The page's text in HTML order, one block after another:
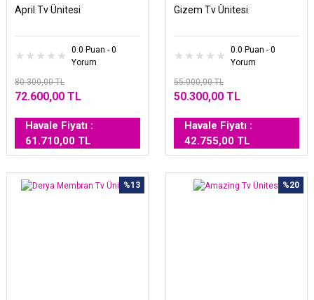
April Tv Ünitesi
0.0 Puan - 0
Yorum
80.300,00 TL
72.600,00 TL
Havale Fiyatı :
61.710,00 TL
Gizem Tv Ünitesi
0.0 Puan - 0
Yorum
55.000,00 TL
50.300,00 TL
Havale Fiyatı :
42.755,00 TL
%13 %20